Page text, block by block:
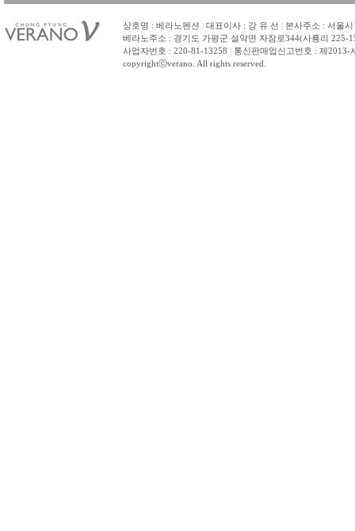
상호명 : 베라노펜션 대표이사 : 강 유 선
본사주소 : 서울
베라노주소 : 경기도 가평군 설악면 자잠로344(사룡리 225-
사업자번호 : 220-81-13258
통신판매업신고번호 : 제2013-
copyrightⓒverano. All rights reserved.